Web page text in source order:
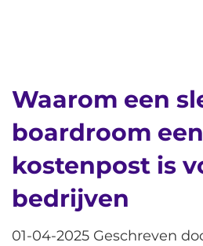
Waarom een
boardroom
kostenpost is
bedrijven
01-04-2025 Geschreven